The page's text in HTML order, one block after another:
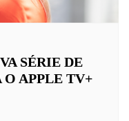
SÉRIE DE
APPLE TV+